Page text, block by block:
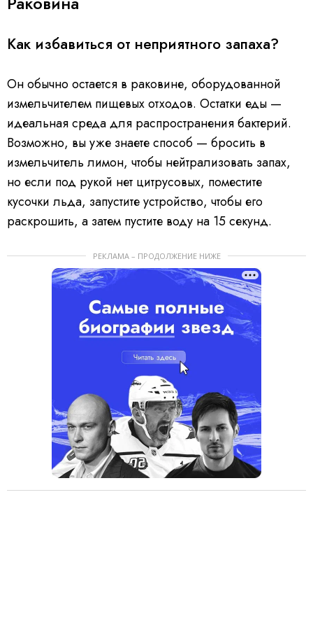
Как избавиться от неприятного запаха?
Он обычно остается в раковине, оборудованной
измельчителем пищевых отходов. Остатки еды —
идеальная среда для распространения бактерий.
Возможно, вы уже знаете способ — бросить в
измельчитель лимон, чтобы нейтрализовать запах,
но если под рукой нет цитрусовых, поместите
кусочки льда, запустите устройство, чтобы его
раскрошить, а затем пустите воду на 15 секунд.
РЕКЛАМА – ПРОДОЛЖЕНИЕ НИЖЕ